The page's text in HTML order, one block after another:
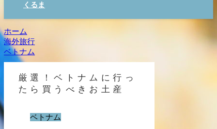
くるま
ホーム
海外旅行
ベトナム
厳選！ベトナムに行っ
たら買うべきお土産
ベトナム